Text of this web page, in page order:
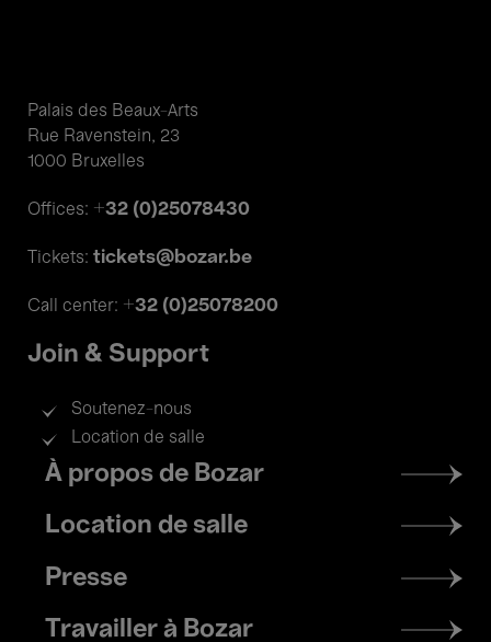
Palais des Beaux-Arts
Rue Ravenstein, 23
1000 Bruxelles
Offices: +32 (0)25078430
Tickets: tickets@bozar.be
Call center: +32 (0)25078200
Join & Support
Soutenez-nous
Location de salle
Footer
menu
À propos de Bozar
Location de salle
Presse
Travailler à Bozar